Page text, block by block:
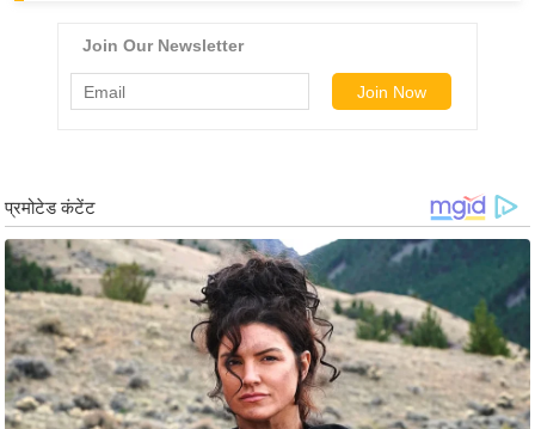
टो
व
र्ल्ड
न्यू
ज
ब्री
फ